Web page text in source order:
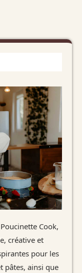
Cook,
créative et
pour les
pâtes, ainsi que